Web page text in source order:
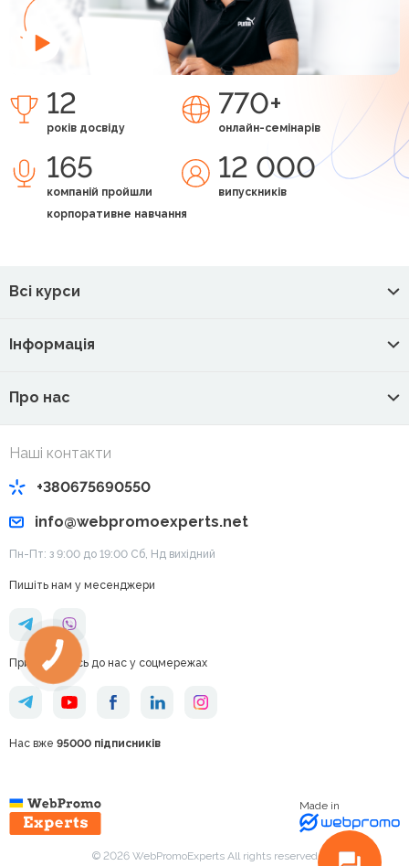
12
років досвіду
770+
онлайн-семінарів
165
компаній пройшли
корпоративне навчання
12 000
випускників
Всі курси
Інформація
Про нас
Наші контакти
+380675690550
info@webpromoexperts.net
Пн-Пт: з 9:00 до 19:00 Cб, Нд вихідний
Пишіть нам у месенджери
Приєднуйтесь до нас у соцмережах
Нас вже 95000 підписників
Made in
© 2026 WebPromoExperts All rights reserved